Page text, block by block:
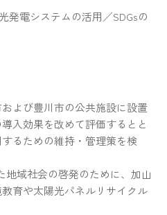
発電システムの活用／SDGsの
よび豊川市の公共施設に設置
入効果を改めて評価するとと
るための維持・管理策を検
域社会の啓発のために、加山
育や太陽光パネルリサイクル